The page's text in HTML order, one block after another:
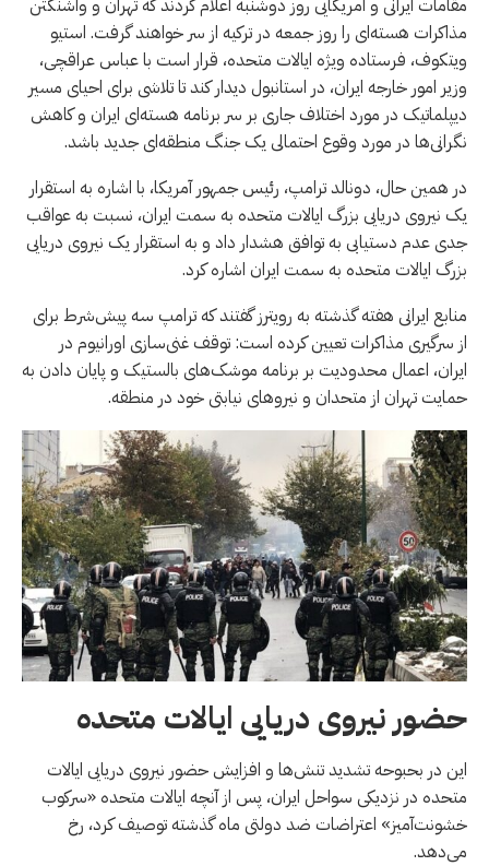
مقامات ایرانی و آمریکایی روز دوشنبه اعلام کردند که تهران و واشنگتن
مذاکرات هسته‌ای را روز جمعه در ترکیه از سر خواهند گرفت. استیو
ویتکوف، فرستاده ویژه ایالات متحده، قرار است با عباس عراقچی،
وزیر امور خارجه ایران، در استانبول دیدار کند تا تلاشی برای احیای مسیر
دیپلماتیک در مورد اختلاف جاری بر سر برنامه هسته‌ای ایران و کاهش
نگرانی‌ها در مورد وقوع احتمالی یک جنگ منطقه‌ای جدید باشد.
در همین حال، دونالد ترامپ، رئیس جمهور آمریکا، با اشاره به استقرار
یک نیروی دریایی بزرگ ایالات متحده به سمت ایران، نسبت به عواقب
جدی عدم دستیابی به توافق هشدار داد و به استقرار یک نیروی دریایی
بزرگ ایالات متحده به سمت ایران اشاره کرد.
منابع ایرانی هفته گذشته به رویترز گفتند که ترامپ سه پیش‌شرط برای
از سرگیری مذاکرات تعیین کرده است: توقف غنی‌سازی اورانیوم در
ایران، اعمال محدودیت بر برنامه موشک‌های بالستیک و پایان دادن به
حمایت تهران از متحدان و نیروهای نیابتی خود در منطقه.
حضور نیروی دریایی ایالات متحده
این در بحبوحه تشدید تنش‌ها و افزایش حضور نیروی دریایی ایالات
متحده در نزدیکی سواحل ایران، پس از آنچه ایالات متحده «سرکوب
خشونت‌آمیز» اعتراضات ضد دولتی ماه گذشته توصیف کرد، رخ
می‌دهد.